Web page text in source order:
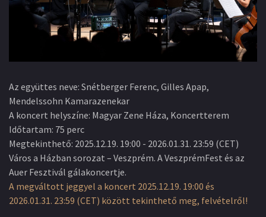
Az együttes neve: Snétberger Ferenc, Gilles Apap,
Mendelssohn Kamarazenekar
A koncert helyszíne: Magyar Zene Háza, Koncertterem
Időtartam: 75 perc
Megtekinthető: 2025.12.19. 19:00 - 2026.01.31. 23:59 (CET)
Város a Házban sorozat – Veszprém. A VeszprémFest és az
Auer Fesztivál gálakoncertje.
A megváltott jeggyel a koncert 2025.12.19. 19:00 és
2026.01.31. 23:59 (CET) között tekinthető meg, felvételről!